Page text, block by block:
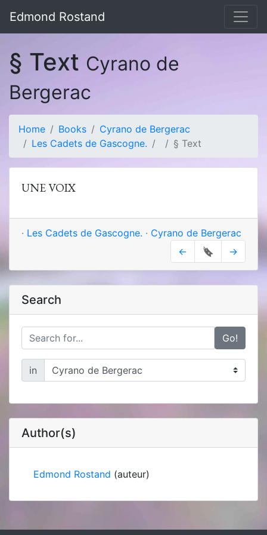
Edmond Rostand
§ Text Cyrano de
Bergerac
Home Books
Cyrano de Bergerac
Les Cadets de Gascogne.
§ Text
UNE VOIX
· Les Cadets de Gascogne. · Cyrano de Bergerac
←
🔖 →
Search
Go!
in
Author(s)
Edmond Rostand (auteur)